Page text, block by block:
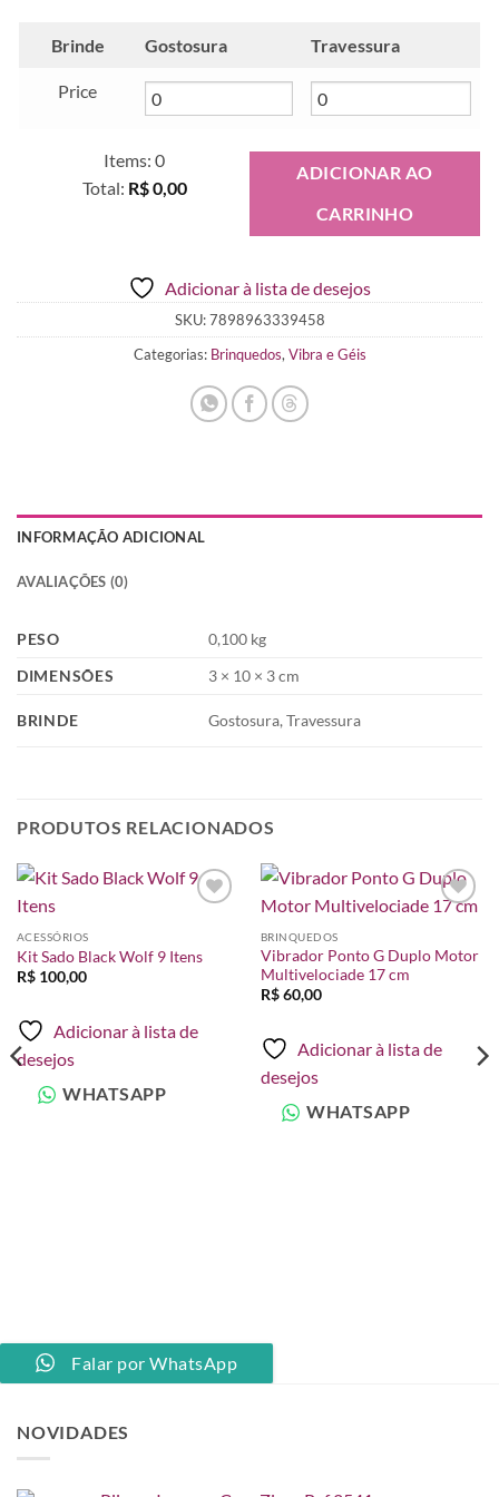
Brinde Gostosura Travessura
Price
Items: 0
Total: R$ 0,00
R$ 0,00
ADICIONAR AO
CARRINHO
Adicionar à lista de desejos
SKU:7898963339458
Categorias: Brinquedos, Vibra e Géis
INFORMAÇÃO ADICIONAL
AVALIAÇÕES (0)
PESO
0,100 kg
DIMENSÕES
3 × 10 × 3 cm
BRINDE Gostosura, Travessura
PRODUTOS RELACIONADOS
desejos
ACESSÓRIOS
Kit Sado Black Wolf 9 Itens
R$100,00
Adicionar à lista de
desejos
WHATSAPP
desejos
BRINQUEDOS
Vibrador Ponto G Duplo Motor
Multivelociade 17 cm
R$60,00
Adicionar à lista de
desejos
WHATSAPP
Falar por WhatsApp
NOVIDADES